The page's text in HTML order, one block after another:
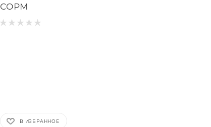
СОРМ
В ИЗБРАННОЕ